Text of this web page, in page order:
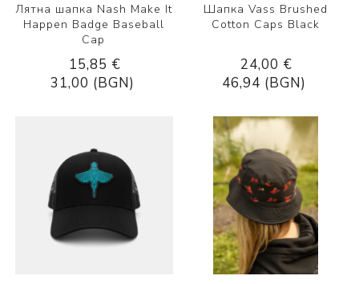
Лятна шапка Nash Make It
Happen Badge Baseball
Cap
15,85 €
31,00 (BGN)
Шапка Vass Brushed
Cotton Caps Black
24,00 €
46,94 (BGN)